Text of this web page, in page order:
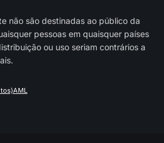
não são destinadas ao público da
pessoas em quaisquer países
ou uso seriam contrários a
AML